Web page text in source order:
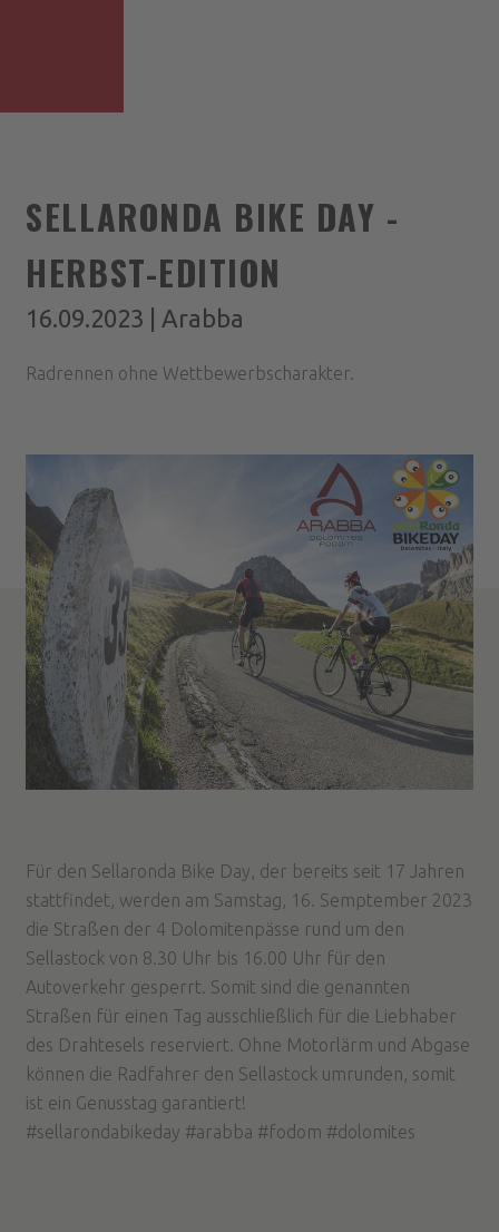
SELLARONDA BIKE DAY -
HERBST-EDITION
16.09.2023 | Arabba
Radrennen ohne Wettbewerbscharakter.
Für den Sellaronda Bike Day, der bereits seit 17 Jahren
stattfindet, werden am Samstag, 16. Semptember 2023
die Straßen der 4 Dolomitenpässe rund um den
Sellastock von 8.30 Uhr bis 16.00 Uhr für den
Autoverkehr gesperrt. Somit sind die genannten
Straßen für einen Tag ausschließlich für die Liebhaber
des Drahtesels reserviert. Ohne Motorlärm und Abgase
können die Radfahrer den Sellastock umrunden, somit
ist ein Genusstag garantiert!
#sellarondabikeday #arabba #fodom #dolomites